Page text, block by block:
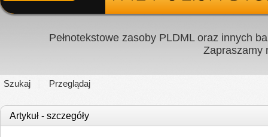
Pełnotekstowe zasoby PLDML oraz innych
Zapraszamy
Szukaj Przeglądaj
Artykuł - szczegóły